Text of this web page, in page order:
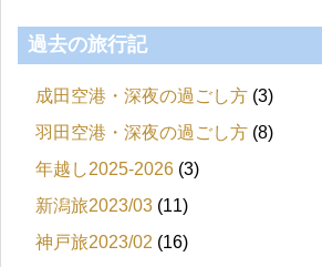
過去の旅行記
成田空港・深夜の過ごし方 (3)
羽田空港・深夜の過ごし方 (8)
年越し2025-2026 (3)
新潟旅2023/03 (11)
神戸旅2023/02 (16)